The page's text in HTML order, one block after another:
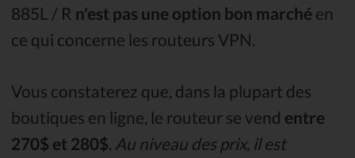
885L / R n'est pas une option bon marché en
ce qui concerne les routeurs VPN.
Vous constaterez que, dans la plupart des
boutiques en ligne, le routeur se vend entre
270$ et 280$ Au niveau des prix, il est